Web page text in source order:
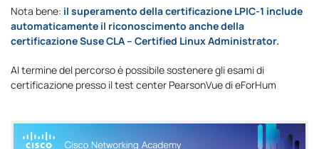
Nota bene: il superamento della certificazione LPIC-1 include
automaticamente il riconoscimento anche della
certificazione Suse CLA – Certified Linux Administrator.
Al termine del percorso è possibile sostenere gli esami di
certificazione presso il test center PearsonVue di eForHum